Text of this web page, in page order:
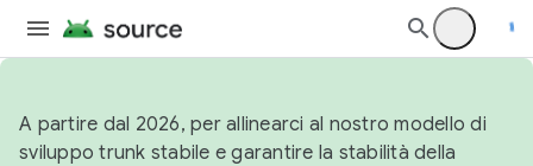
A partire dal 2026, per allinearci al nostro modello di
sviluppo trunk stabile e garantire la stabilità della